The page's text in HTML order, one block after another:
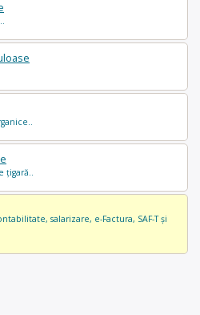
țigară..
salarizare, e-Factura, SAF-T și